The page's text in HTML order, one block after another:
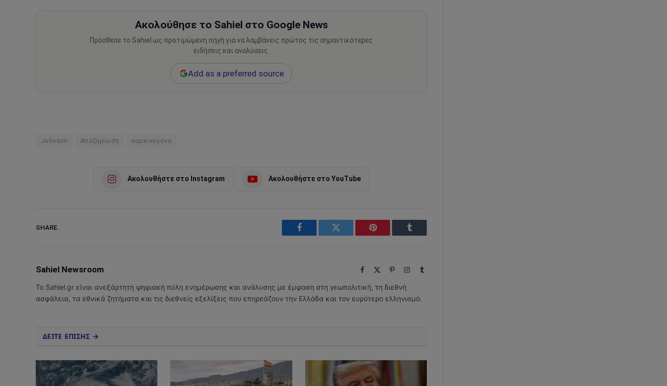
Ακολούθησε το Sahiel στο Google News
Πρόσθεσε το Sahiel ως προτιμώμενη πηγή για να λαμβάνεις πρώτος τις σημαντικότερες
ειδήσεις και αναλύσεις.
Add as a preferred source
Johnson Αποζημίωση καρκινογόνο
Ακολουθήστε στο Instagram Ακολουθήστε στο YouTube
SHARE.
Facebook Twitter Pinterest Tumblr
Sahiel Newsroom Facebook PinterestInstagram
Tumblr
Το Sahiel.gr είναι ανεξάρτητη ψηφιακή πύλη ενημέρωσης και ανάλυσης με έμφαση στη γεωπολιτική, τη διεθνή
ασφάλεια, τα εθνικά ζητήματα και τις διεθνείς εξελίξεις που επηρεάζουν την Ελλάδα και τον ευρύτερο ελληνισμό.
ΔΕΙΤΕ ΕΠΙΣΗΣ →